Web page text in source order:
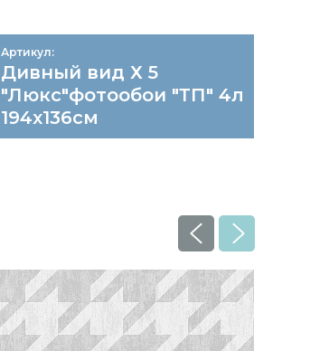
Артикул:
Дивный вид Х 5
"Люкс"фотообои "ТП" 4л
194х136см